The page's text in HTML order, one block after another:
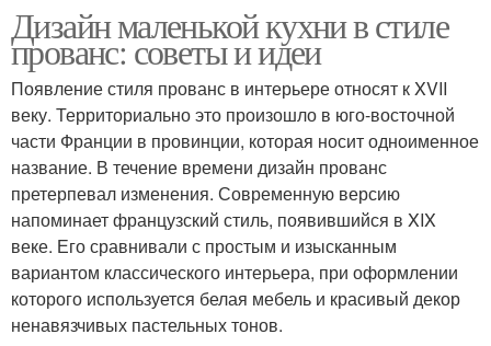
Дизайн маленькой кухни в стиле
прованс: советы и идеи
Появление стиля прованс в интерьере относят к XVII
веку. Территориально это произошло в юго-восточной
части Франции в провинции, которая носит одноименное
название. В течение времени дизайн прованс
претерпевал изменения. Современную версию
напоминает французский стиль, появившийся в XIX
веке. Его сравнивали с простым и изысканным
вариантом классического интерьера, при оформлении
которого используется белая мебель и красивый декор
ненавязчивых пастельных тонов.